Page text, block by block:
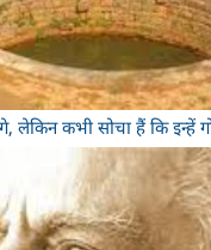
लेकिन कभी सोचा हैं कि इन्हें